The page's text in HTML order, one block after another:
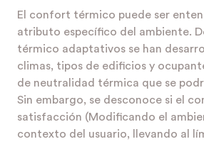
El confort térmico puede ser
atributo específico del ambiente.
térmico adaptativos se han
climas, tipos de edificios y
de neutralidad térmica que se
Sin embargo, se desconoce si el
satisfacción (Modificando el
contexto del usuario, llevando al